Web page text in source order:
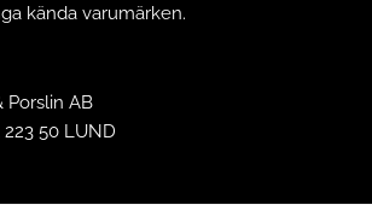
kända varumärken.
Porslin AB
50 LUND